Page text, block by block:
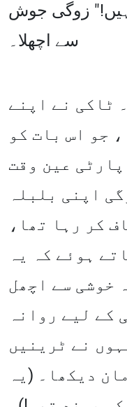
ہیں!" زوگی جوش
سے اچھلا۔
ٹاکی نے اپنے
جو اس بات کو
عین وقت
اپنی بلبلہ
کر رہا تھا،
ہوئے کہ یہ
خوشی سے اچھل
کے لیے روانہ
نے ٹرینیں
دیکھا۔ (یہ